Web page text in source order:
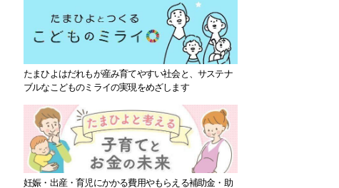
たまひよはだれもが産み育てやすい社会と、サステナ
ブルなこどものミライの実現をめざします
妊娠・出産・育児にかかる費用やもらえる補助金・助